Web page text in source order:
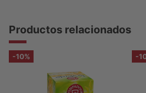
Productos relacionados
-10% -